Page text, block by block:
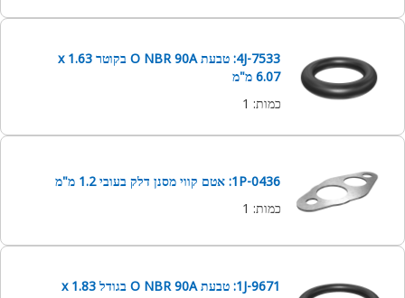
4J-7533: טבעת O NBR 90A בקוטר 1.63 x
6.07 מ"מ
כמות:
1
1P-0436: אטם קווי מסנן דלק בעובי 1.2 מ"מ
כמות:
1
1J-9671: טבעת O NBR 90A בגודל 1.83 x